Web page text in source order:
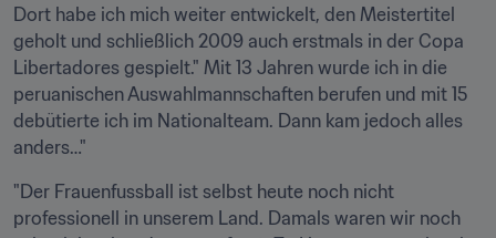
Dort habe ich mich weiter entwickelt, den Meistertitel
geholt und schließlich 2009 auch erstmals in der Copa
Libertadores gespielt." Mit 13 Jahren wurde ich in die
peruanischen Auswahlmannschaften berufen und mit 15
debütierte ich im Nationalteam. Dann kam jedoch alles
anders…"
"Der Frauenfussball ist selbst heute noch nicht
professionell in unserem Land. Damals waren wir noch